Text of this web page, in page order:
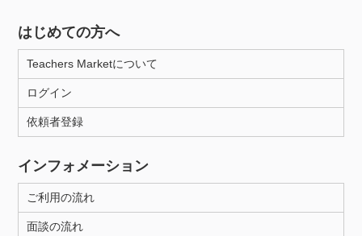
はじめての方へ
Teachers Marketについて
ログイン
依頼者登録
インフォメーション
ご利用の流れ
面談の流れ